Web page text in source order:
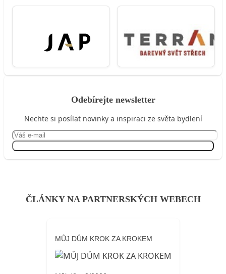
Odebírejte newsletter
Nechte si posílat novinky a inspiraci ze světa bydlení
ČLÁNKY NA PARTNERSKÝCH WEBECH
MŮJ DŮM KROK ZA KROKEM